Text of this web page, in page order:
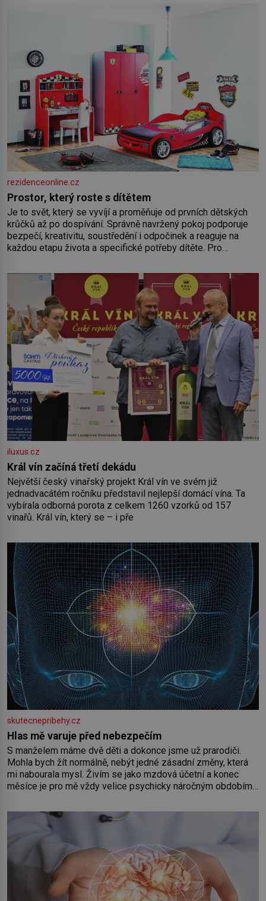
rezidenceonline.cz
Prostor, který roste s dítětem
Je to svět, který se vyvíjí a proměňuje od prvních dětských
krůčků až po dospívání. Správně navržený pokoj podporuje
bezpečí, kreativitu, soustředění i odpočinek a reaguje na
každou etapu života a specifické potřeby dítěte. Pro
by pokoj miminka měl působit především klidně a útulně.
Předškolní věk je
iluxus.cz
Král vín začíná třetí dekádu
Největší český vinařský projekt Král vín ve svém již
jednadvacátém ročníku představil nejlepší domácí vína. Ta
vybírala odborná porota z celkem 1260 vzorků od 157
vinařů. Král vín, který se – i pře
skutecnepribehy.cz
Hlas mě varuje před nebezpečím
S manželem máme dvě děti a dokonce jsme už prarodiči.
Mohla bych žít normálně, nebýt jedné zásadní změny, která
mi nabourala mysl. Živím se jako mzdová účetní a konec
měsíce je pro mě vždy velice psychicky náročným obdobím.
o pomoc, co se hlídání týče. Dalo by se